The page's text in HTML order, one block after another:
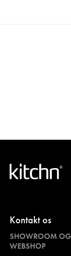
Kontakt os
SHOWROOM OG
WEBSHOP